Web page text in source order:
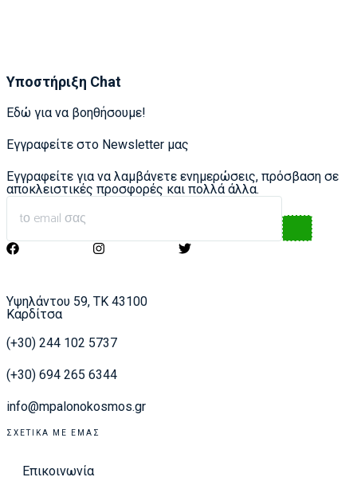
Υποστήριξη Chat
Εδώ για να βοηθήσουμε!
Εγγραφείτε στο Newsletter μας
Εγγραφείτε για να λαμβάνετε ενημερώσεις, πρόσβαση σε
αποκλειστικές προσφορές και πολλά άλλα.
Υψηλάντου 59, ΤΚ 43100
Καρδίτσα
(+30) 244 102 5737
(+30) 694 265 6344
info@mpalonokosmos.gr
ΣΧΕΤΙΚΆ ΜΕ ΕΜΆΣ
Επικοινωνία